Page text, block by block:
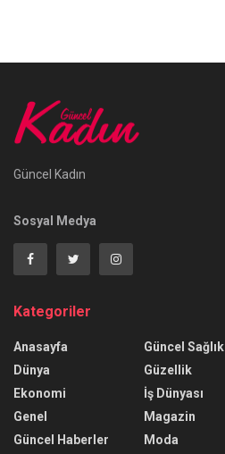
Güncel Kadın
Sosyal Medya
Kategoriler
Anasayfa
Dünya
Ekonomi
Genel
Güncel Haberler
Güncel Sağlık
Güzellik
İş Dünyası
Magazin
Moda